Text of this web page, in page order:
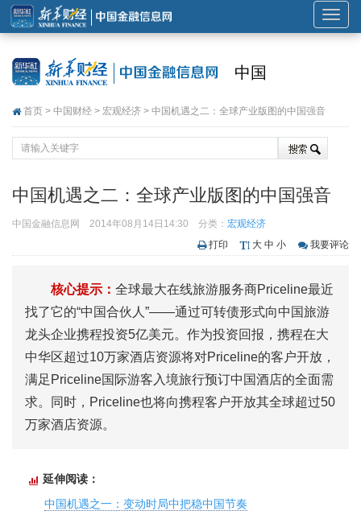
展
开
中国
首页 > 中国财经 > 宏观经济 > 中国机遇之二：全球产业版图的中国强音
中国机遇之二：全球产业版图的中国强音
中国金融信息网 2014年08月14日14:30 分类： 宏观经济
打印
大 中 小 我要评论
核心提示： 全球最大在线旅游服务商Priceline最近
找了它的“中国合伙人”——通过可转债形式向中国旅游
龙头企业携程投资5亿美元。作为投资回报，携程在大
中华区超过10万家酒店资源将对Priceline的客户开放，
满足Priceline国际游客入境旅行预订中国酒店的全面需
求。同时，Priceline也将向携程客户开放其全球超过50
万家酒店资源。
延伸阅读：
中国机遇之一：变动时局中把稳中国节奏